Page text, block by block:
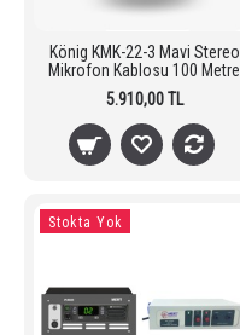
König KMK-22-3 Mavi Stereo
Mikrofon Kablosu 100 Metre
5.910,00 TL
Stokta Yok